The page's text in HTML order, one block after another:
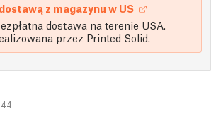
z magazynu w US
dostawa na terenie USA.
przez Printed Solid.